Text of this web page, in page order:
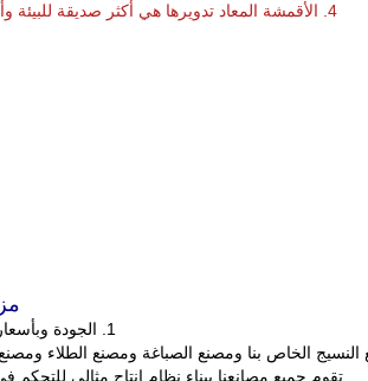
4. الأقمشة المعاد تدويرها هي أكثر صديقة للبيئة وأكثر أمانا.
1. الجودة وبأسعار تنافسية
النسيج الخاص بنا ومصنع الصباغة ومصنع الطلاء ومصنع
تقوم جميع مصانعنا ببناء نظام إنتاج مثالي للتحكم